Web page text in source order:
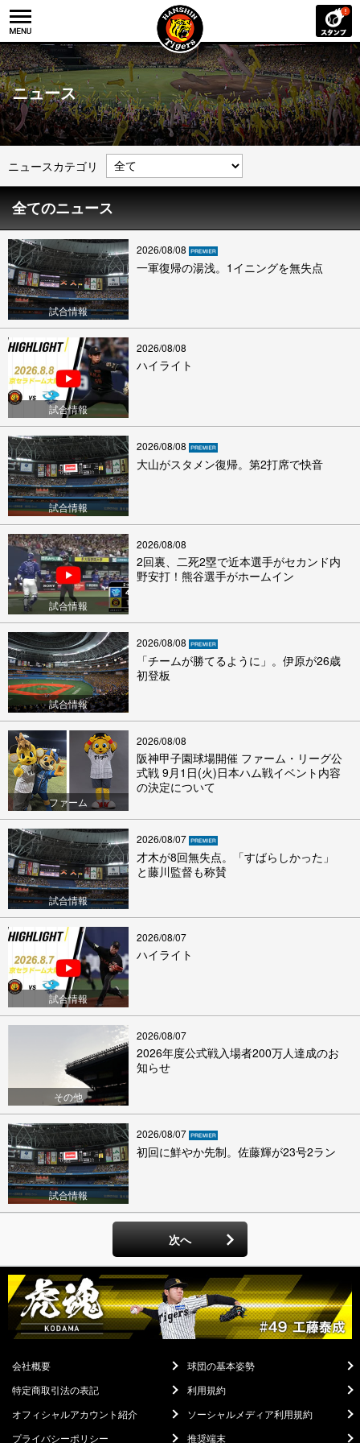
ニュース
ニュースカテゴリ
全てのニュース
試合情報
2026/08/08
一軍復帰の湯浅。1イニングを無失点
試合情報
2026/08/08
ハイライト
試合情報
2026/08/08
大山がスタメン復帰。第2打席で快音
試合情報
2026/08/08
2回裏、二死2塁で近本選手がセカンド内
野安打！熊谷選手がホームイン
試合情報
2026/08/08
「チームが勝てるように」。伊原が26歳
初登板
ファーム
2026/08/08
阪神甲子園球場開催 ファーム・リーグ公
式戦 9月1日(火)日本ハム戦イベント内容
の決定について
試合情報
2026/08/07
才木が8回無失点。「すばらしかった」
と藤川監督も称賛
試合情報
2026/08/07
ハイライト
その他
2026/08/07
2026年度公式戦入場者200万人達成のお
知らせ
試合情報
2026/08/07
初回に鮮やか先制。佐藤輝が23号2ラン
次へ
会社概要
球団の基本姿勢
特定商取引法の表記
利用規約
オフィシャルアカウント紹介
ソーシャルメディア利用規約
プライバシーポリシー
推奨端末